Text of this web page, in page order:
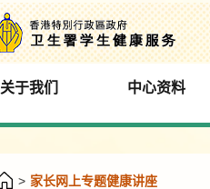
关于我们 中心资料
> 家长网上专题健康讲座